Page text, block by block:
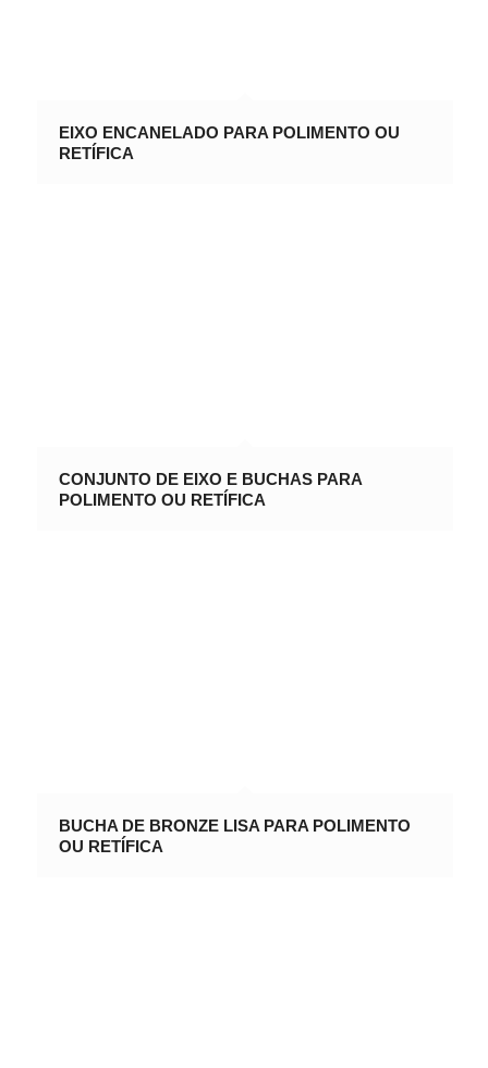
EIXO ENCANELADO PARA POLIMENTO OU
RETÍFICA
CONJUNTO DE EIXO E BUCHAS PARA
POLIMENTO OU RETÍFICA
BUCHA DE BRONZE LISA PARA POLIMENTO
OU RETÍFICA